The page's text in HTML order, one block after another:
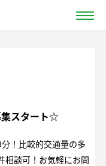
集スタート☆
！比較的交通量の多
相談可！お気軽にお問